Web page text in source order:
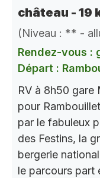
château - 19
(Niveau : ** -
Rendez-vous :
Départ :
RV à 8h50 gare
pour
par le fabuleux
des Festins, la
bergerie
le parcours part